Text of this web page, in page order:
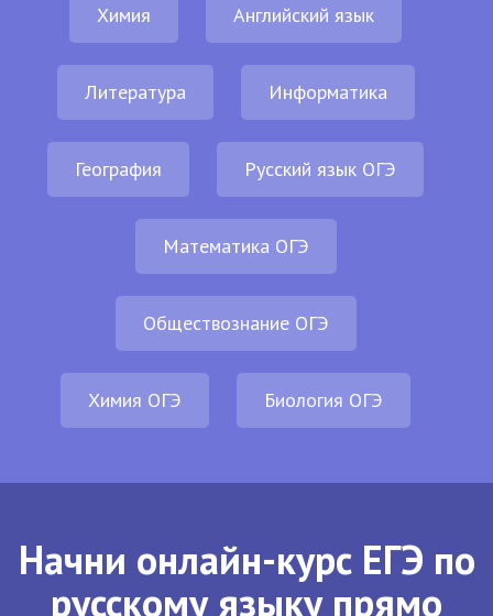
Химия Английский язык
Литература Информатика
География Русский язык ОГЭ
Математика ОГЭ
Обществознание ОГЭ
Химия ОГЭ Биология ОГЭ
Начни онлайн-курс ЕГЭ по
русскому языку прямо